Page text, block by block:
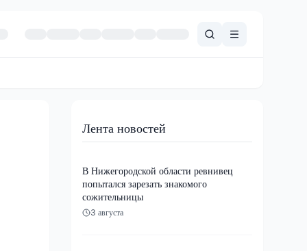
Лента новостей
В Нижегородской области ревнивец
попытался зарезать знакомого
сожительницы
3 августа